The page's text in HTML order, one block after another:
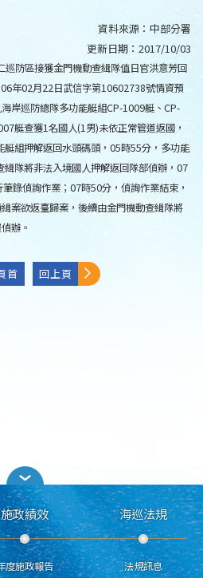
資料來源： 中部分署
更新日期： 2017/10/03
防區接獲金門機動查緝隊值日官洪意芳回
年02月22日武信字第10602738號情資預
岸巡防總隊多功能艇組CP-1009艇、CP-
艇查獲1名國人(1男)未依正常管道返國，
組押解返回水頭碼頭，05時55分，多功能
隊將非法入境國人押解返回隊部偵辦，07
錄偵詢作業；07時50分，偵詢作業結束，
案欲返臺歸案，後續由金門機動查緝隊將
辦。
首 回上頁
施政績效
度施政報告
海巡法規
法規訊息